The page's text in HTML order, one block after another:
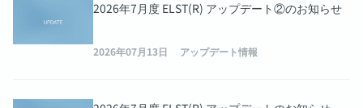
2026年7月度 ELST(R) アップデート②のお知らせ
2026年07月13日 アップデート情報